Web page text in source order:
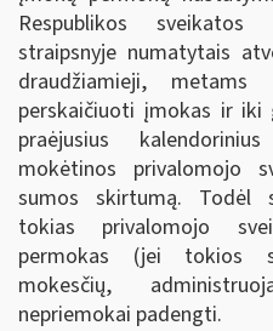
Respublikos
straipsnyje numatytais
draudžiamieji,
perskaičiuoti įmokas ir iki
praėjusius
mokėtinos privalomojo
sumos skirtumą. Todėl
tokias privalomojo
permokas (jei tokios
mokesčių,
nepriemokai padengti.